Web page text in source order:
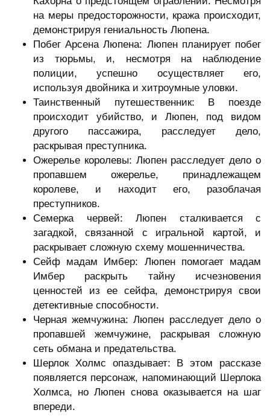
на меры предосторожности, кража происходит,
демонстрируя гениальность Люпена.
Побег Арсена Люпена: Люпен планирует побег
из тюрьмы, и, несмотря на наблюдение
полиции, успешно осуществляет его,
используя двойника и хитроумные уловки.
Таинственный путешественник: В поезде
происходит убийство, и Люпен, под видом
другого пассажира, расследует дело,
раскрывая преступника.
Ожерелье королевы: Люпен расследует дело о
пропавшем ожерелье, принадлежащем
королеве, и находит его, разоблачая
преступников.
Семерка червей: Люпен сталкивается с
загадкой, связанной с игральной картой, и
раскрывает сложную схему мошенничества.
Сейф мадам Имбер: Люпен помогает мадам
Имбер раскрыть тайну исчезновения
ценностей из ее сейфа, демонстрируя свои
детективные способности.
Черная жемчужина: Люпен расследует дело о
пропавшей жемчужине, раскрывая сложную
сеть обмана и предательства.
Шерлок Холмс опаздывает: В этом рассказе
появляется персонаж, напоминающий Шерлока
Холмса, но Люпен снова оказывается на шаг
впереди.